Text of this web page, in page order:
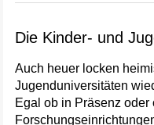
Die Kinder- und
Auch heuer locken
Jugenduniversitäten
Egal ob in Präsenz